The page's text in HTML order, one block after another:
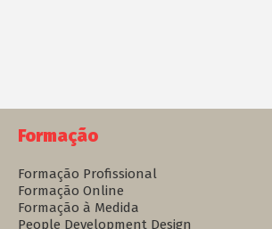
Formação
Formação Profissional
Formação Online
Formação à Medida
People Development Design